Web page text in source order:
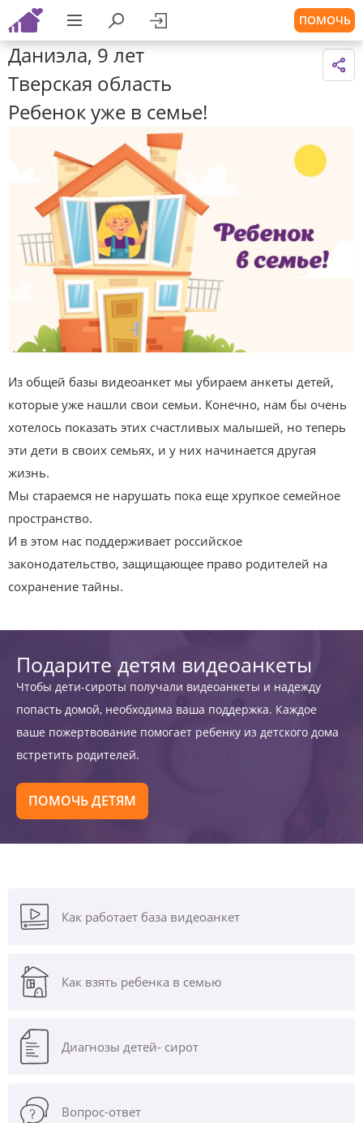
ПОМОЧЬ
Даниэла, 9 лет
Тверская область
Ребенок уже в семье!
Из общей базы видеоанкет мы убираем анкеты детей,
которые уже нашли свои семьи. Конечно, нам бы очень
хотелось показать этих счастливых малышей, но теперь
эти дети в своих семьях, и у них начинается другая
жизнь.
Мы стараемся не нарушать пока еще хрупкое семейное
пространство.
И в этом нас поддерживает российское
законодательство, защищающее право родителей на
сохранение тайны.
Подарите детям видеоанкеты
Чтобы дети-сироты получали видеоанкеты и надежду
попасть домой, необходима ваша поддержка. Каждое
ваше пожертвование помогает ребенку из детского дома
встретить родителей.
ПОМОЧЬ ДЕТЯМ
Как работает база видеоанкет
Как взять ребенка в семью
Диагнозы детей- сирот
Вопрос-ответ